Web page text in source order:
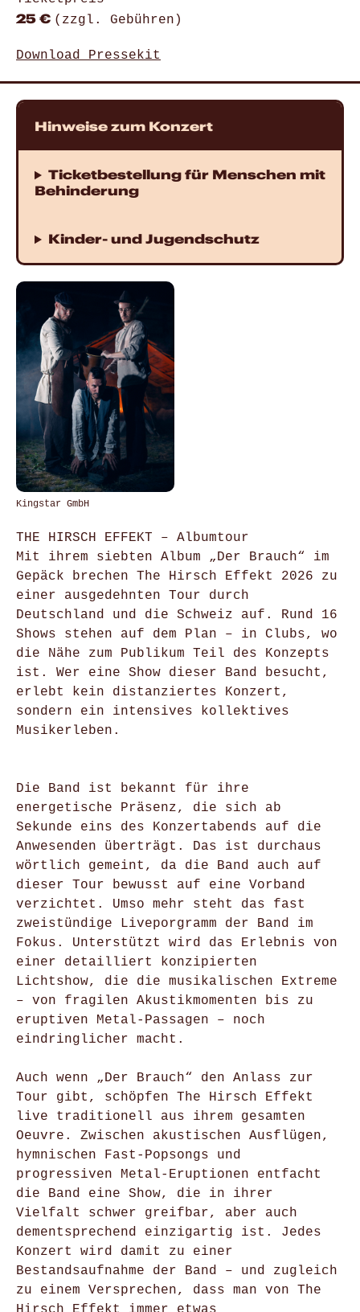
25 € (zzgl. Gebühren)
Download Pressekit
Hinweise zum Konzert
Ticketbestellung für Menschen mit
Behinderung
Kinder- und Jugendschutz
Kingstar GmbH
THE HIRSCH EFFEKT – Albumtour
Mit ihrem siebten Album „Der Brauch“ im
Gepäck brechen The Hirsch Effekt 2026 zu
einer ausgedehnten Tour durch
Deutschland und die Schweiz auf. Rund 16
Shows stehen auf dem Plan – in Clubs, wo
die Nähe zum Publikum Teil des Konzepts
ist. Wer eine Show dieser Band besucht,
erlebt kein distanziertes Konzert,
sondern ein intensives kollektives
Musikerleben.
Die Band ist bekannt für ihre
energetische Präsenz, die sich ab
Sekunde eins des Konzertabends auf die
Anwesenden überträgt. Das ist durchaus
wörtlich gemeint, da die Band auch auf
dieser Tour bewusst auf eine Vorband
verzichtet. Umso mehr steht das fast
zweistündige Liveporgramm der Band im
Fokus. Unterstützt wird das Erlebnis von
einer detailliert konzipierten
Lichtshow, die die musikalischen Extreme
– von fragilen Akustikmomenten bis zu
eruptiven Metal-Passagen – noch
eindringlicher macht.
Auch wenn „Der Brauch“ den Anlass zur
Tour gibt, schöpfen The Hirsch Effekt
live traditionell aus ihrem gesamten
Oeuvre. Zwischen akustischen Ausflügen,
hymnischen Fast-Popsongs und
progressiven Metal-Eruptionen entfacht
die Band eine Show, die in ihrer
Vielfalt schwer greifbar, aber auch
dementsprechend einzigartig ist. Jedes
Konzert wird damit zu einer
Bestandsaufnahme der Band – und zugleich
zu einem Versprechen, dass man von The